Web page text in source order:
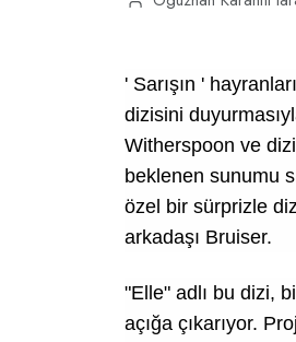
' Sarışın '
dizisini
Witherspoon ve
beklenen sunumu
özel bir sürprizle
arkadaşı Bruiser.
"Elle" adlı bu dizi,
açığa çıkarıyor.